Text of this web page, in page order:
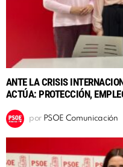
ANTE LA CRISIS
ACTÚA: PROTECCIÓN,
por PSOE Comunicación